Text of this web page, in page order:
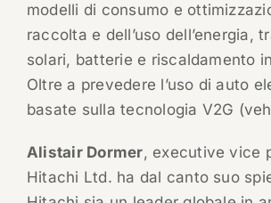
modelli di consumo e
raccolta e dell’uso dell’energia,
solari, batterie e riscaldamento
Oltre a prevedere l’uso di auto
basate sulla tecnologia V2G
Alistair Dormer, executive vice
Hitachi Ltd. ha dal canto suo